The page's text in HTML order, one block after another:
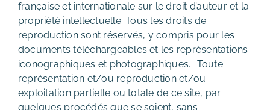
française et internationale sur le droit d’auteur et la
propriété intellectuelle. Tous les droits de
reproduction sont réservés, y compris pour les
documents téléchargeables et les représentations
iconographiques et photographiques. Toute
représentation et/ou reproduction et/ou
exploitation partielle ou totale de ce site, par
quelques procédés que se soient, sans